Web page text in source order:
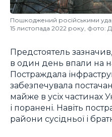
Пошкоджений російськими
15 листопада 2022 року, фото:
Предстоятель
в один день впали на
Постраждала
забезпечувала
майже в усіх частинах
і поранені. Навіть
райони сусідньої і